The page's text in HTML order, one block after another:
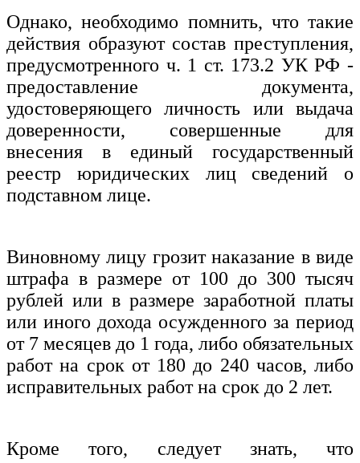
Однако, необходимо помнить, что такие
действия образуют состав преступления,
предусмотренного ч. 1 ст. 173.2 УК РФ -
предоставление документа,
удостоверяющего личность или выдача
доверенности, совершенные для
внесения в единый государственный
реестр юридических лиц сведений о
подставном лице.
Виновному лицу грозит наказание в виде
штрафа в размере от 100 до 300 тысяч
рублей или в размере заработной платы
или иного дохода осужденного за период
от 7 месяцев до 1 года, либо обязательных
работ на срок от 180 до 240 часов, либо
исправительных работ на срок до 2 лет.
Кроме того, следует знать, что